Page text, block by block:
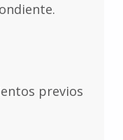
previos